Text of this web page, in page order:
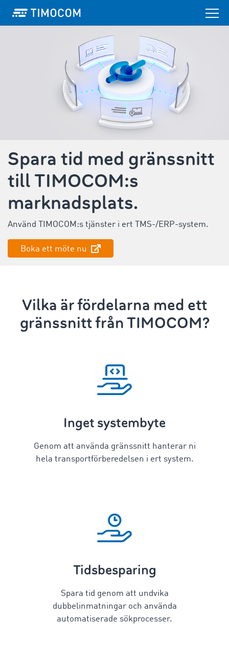
Spara tid med gränssnitt
till TIMOCOM:s
marknadsplats.
Använd TIMOCOM:s tjänster i ert TMS-/ERP-system.
Boka ett möte nu
Vilka är fördelarna med ett
gränssnitt från TIMOCOM?
Inget systembyte
Genom att använda gränssnitt hanterar ni
hela transportförberedelsen i ert system.
Tidsbesparing
Spara tid genom att undvika
dubbelinmatningar och använda
automatiserade sökprocesser.